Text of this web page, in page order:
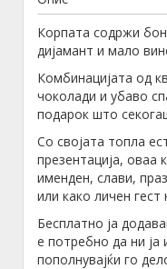
Корпата содржи
дијамант и мало
Комбинацијата од
чоколади и убаво
подарок што
Со својата топла
презентација, оваа
именден, слави,
или како личен гест
Бесплатно ја
е потребно да ни ја
пополнувајќи го